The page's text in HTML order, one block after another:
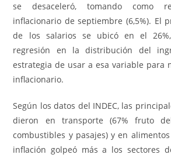
se desaceleró, tomando como
inflacionario de septiembre (6,5%). El
de los salarios se ubicó en el
regresión en la distribución del
estrategia de usar a esa variable para
inflacionario.
Según los datos del INDEC, las
dieron en transporte (67% fruto
combustibles y pasajes) y en alimentos
inflación golpeó más a los sectores